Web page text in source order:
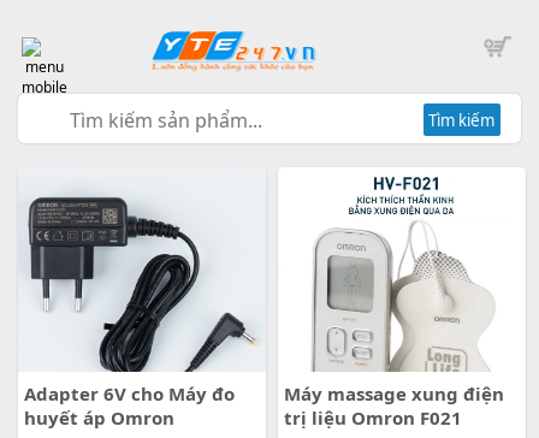
Tìm kiếm
Adapter 6V cho Máy đo
huyết áp Omron
Máy massage xung điện
trị liệu Omron F021